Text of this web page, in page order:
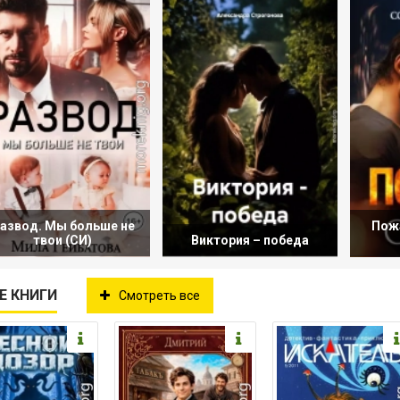
Мы больше не
твои (СИ)
Виктория – победа
КНИГИ Смотреть все